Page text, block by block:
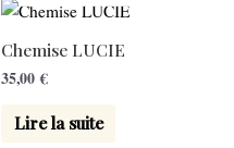
Chemise LUCIE
35,00€
Lire la suite